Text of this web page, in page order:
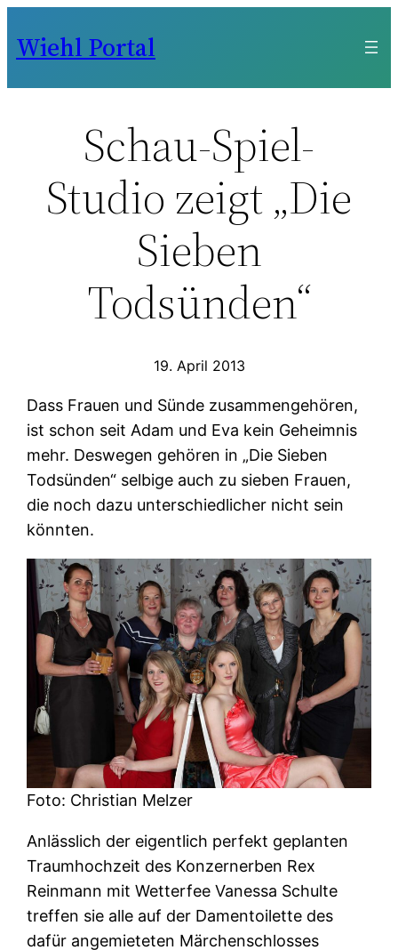
Inhalt
Wiehl Portal
Schau-Spiel-
Studio zeigt „Die
Sieben
Todsünden“
19. April 2013
Dass Frauen und Sünde zusammengehören,
ist schon seit Adam und Eva kein Geheimnis
mehr. Deswegen gehören in „Die Sieben
Todsünden“ selbige auch zu sieben Frauen,
die noch dazu unterschiedlicher nicht sein
könnten.
Foto: Christian Melzer
Anlässlich der eigentlich perfekt geplanten
Traumhochzeit des Konzernerben Rex
Reinmann mit Wetterfee Vanessa Schulte
treffen sie alle auf der Damentoilette des
dafür angemieteten Märchenschlosses